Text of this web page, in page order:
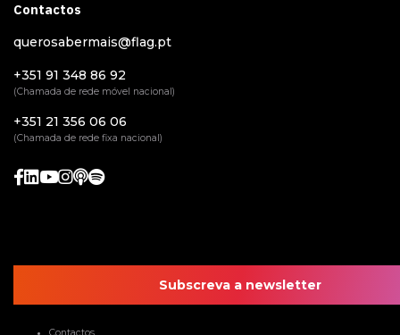
Contactos
querosabermais@flag.pt
+351 91 348 86 92
(Chamada de rede móvel nacional)
+351 21 356 06 06
(Chamada de rede fixa nacional)
Subscreva a newsletter